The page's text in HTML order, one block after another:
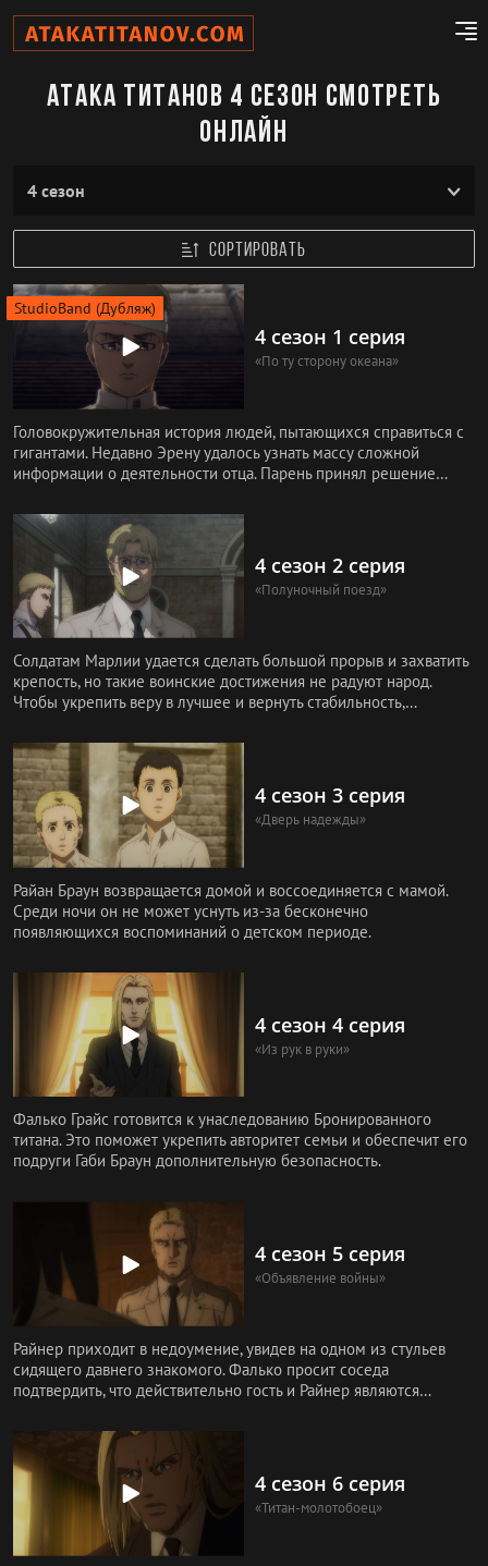
Атака титанов 4 сезон смотреть
онлайн
CОРТИРОВАТЬ
StudioBand (Дубляж)
4 сезон 1 серия
«По ту сторону океана»
Головокружительная история людей, пытающихся справиться с
гигантами. Недавно Эрену удалось узнать массу сложной
информации о деятельности отца. Парень принял решение
4 сезон 2 серия
«Полуночный поезд»
Солдатам Марлии удается сделать большой прорыв и захватить
крепость, но такие воинские достижения не радуют народ.
Чтобы укрепить веру в лучшее и вернуть стабильность,
4 сезон 3 серия
«Дверь надежды»
Райан Браун возвращается домой и воссоединяется с мамой.
Среди ночи он не может уснуть из-за бесконечно
появляющихся воспоминаний о детском периоде.
4 сезон 4 серия
«Из рук в руки»
Фалько Грайс готовится к унаследованию Бронированного
титана. Это поможет укрепить авторитет семьи и обеспечит его
подруги Габи Браун дополнительную безопасность.
4 сезон 5 серия
«Объявление войны»
Райнер приходит в недоумение, увидев на одном из стульев
сидящего давнего знакомого. Фалько просит соседа
подтвердить, что действительно гость и Райнер являются
4 сезон 6 серия
«Титан-молотобоец»